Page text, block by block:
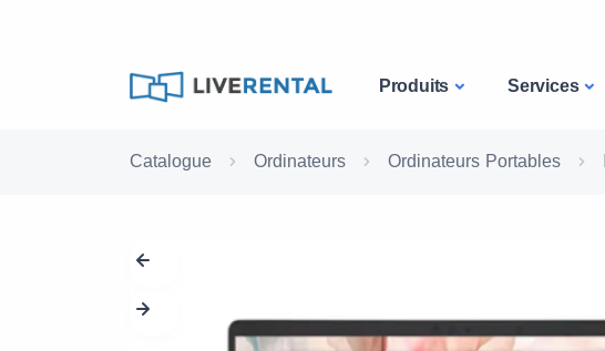
Produits Services
Catalogue Ordinateurs Ordinateurs Portables